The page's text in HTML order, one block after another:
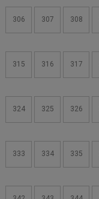
306 307 308
315 316 317
324 325 326
333 334 335